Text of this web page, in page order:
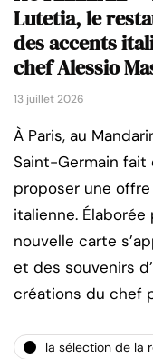
Lutetia, le
des accents
chef Alessio
13 juillet 2026
À Paris, au
Saint-Germain fait
proposer une
italienne.
nouvelle carte
et des souvenirs
créations du chef
la sélection de la